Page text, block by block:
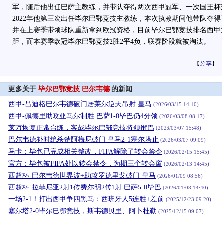
军，随后他出任巴萨主教练，并带队夺得两次西甲冠军、一次国王
2022年他第三次出任毕尔巴鄂竞技主教练，本次执教期间他带队夺
并在上赛季带领球队重新拿到欧冠资格，目前毕尔巴鄂竞技排名西
距，而本赛季欧冠毕尔巴鄂竞技2胜2平4负，联赛阶段就被淘汰。
【分享】
更多关于 毕尔巴鄂竞技 巴尔韦德的新闻
西甲-吕迪格巴尔韦德破门居莱尔逆天吊射 皇马 (2026/03/15 14:10)
西甲-佩德里助攻亚马尔制胜 巴萨1-0毕巴仍4分领 (2026/03/08 08:17)
莱万恢复正常合练，客战毕尔巴鄂竞技将领衔巴 (2026/03/07 15:48)
巴尔韦德补时绝杀楚阿梅尼破门 皇马2-1塞尔塔止 (2026/03/07 09:09)
马卡：毕包已完成相关整改，FIFA解除了转会禁令 (2026/02/15 15:45)
官方：毕包被FIFA处以转会禁令，为期三个转会窗 (2026/02/13 14:45)
西超杯-巴尔韦德世界波+助攻罗德里戈破门 皇马 (2026/01/09 08:56)
西超杯-拉菲尼亚2射1传费尔明2传1射 巴萨5-0毕巴 (2026/01/08 14:40)
一场2-1！打出西甲争四黑马：西班牙人5连胜+差前 (2025/12/23 09:20)
塞尔塔2-0毕尔巴鄂竞技，斯韦德贝里、阿卜杜勒 (2025/12/15 09:07)